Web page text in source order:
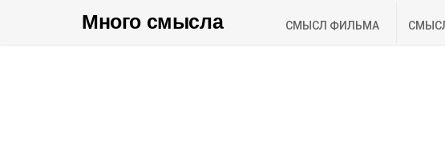
Много смысла СМЫСЛ ФИЛЬМА